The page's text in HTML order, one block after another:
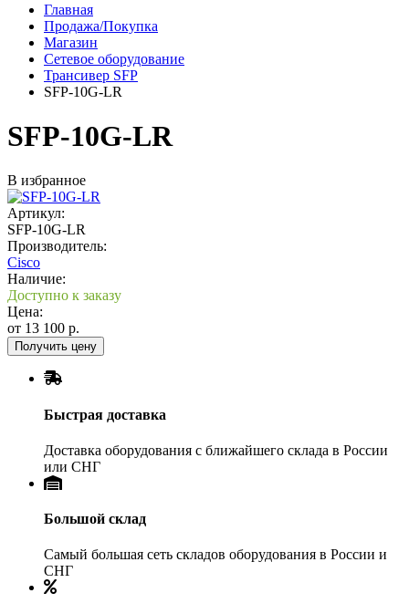
Главная
Продажа/Покупка
Магазин
Сетевое оборудование
Трансивер SFP
SFP-10G-LR
SFP-10G-LR
В избранное
Артикул:
SFP-10G-LR
Производитель:
Cisco
Наличие:
Доступно к заказу
Цена:
от 13 100 р.
Получить цену
Быстрая доставка
Доставка оборудования с ближайшего склада в России
или СНГ
Большой склад
Самый большая сеть складов оборудования в России и
СНГ